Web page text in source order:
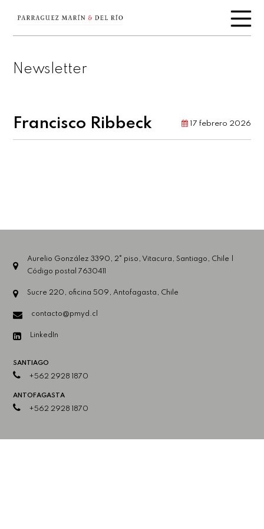
Newsletter
Francisco Ribbeck 17 febrero 2026
Aurelio González 3390, 2° piso, Vitacura, Santiago, Chile |
Código postal 7630411
Sucre 220, oficina 509, Antofagasta, Chile
contacto@pmyd.cl
LinkedIn
SANTIAGO
+562 2928 1870
ANTOFAGASTA
+562 2928 1870